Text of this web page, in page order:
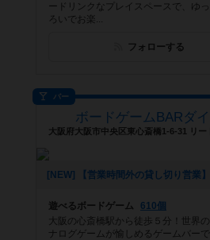
ードリンクなプレイスペースで、ゆ
ろいでお楽...
フォローする
バー
ボードゲームBARダ
遊べるボードゲーム
610個
大阪の心斎橋駅から徒歩５分！世界
ナログゲームが愉しめるゲームバー